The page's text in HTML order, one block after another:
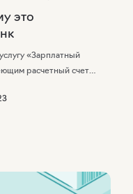
это
«Зарплатный
расчетный счет
меньшему, чем
банковские карты
входят в группу